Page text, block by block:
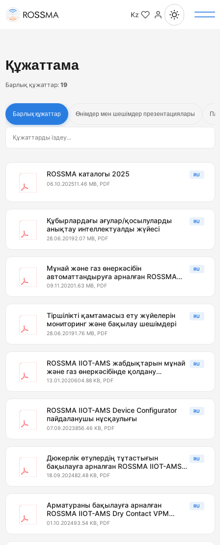
Kz
Құжаттама
Барлық құжаттар: 19
Барлық құжаттар Өнімдер мен шешімдер презентациялары
ROSSMA каталогы 2025 RU
06.10.202511.46 MB, PDF
Құбырлардағы ағулар/қосылуларды
анықтау интеллектуалды жүйесі
RU
28.06.20192.07 MB, PDF
Мұнай және газ өнеркәсібін
автоматтандыруға арналған ROSSMA
IIOT-AMS шешімдері
RU
09.11.20201.63 MB, PDF
Тіршілікті қамтамасыз ету жүйелерін
мониторинг және бақылау шешімдері
RU
28.06.20191.76 MB, PDF
ROSSMA IIOT-AMS жабдықтарын мұнай
және газ өнеркәсібінде қолдану
салалары
RU
13.01.2020604.88 KB, PDF
ROSSMA IIOT-AMS Device Configurator
пайдаланушы нұсқаулығы
RU
07.09.2023856.46 KB, PDF
Дюкерлік өтулердің тұтастығын
бақылауға арналған ROSSMA IIOT-AMS
жүйесі
RU
18.09.202482.48 KB, PDF
Арматураны бақылауға арналған
ROSSMA IIOT-AMS Dry Contact VPM
коммутаторы
RU
01.10.202493.54 KB, PDF